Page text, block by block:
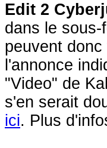
Edit 2
dans le
peuvent
l'annonce
"Video" de
s'en serait
ici. Plus